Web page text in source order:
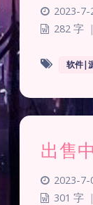
2023-7-
282 字 |
软件|
出售
2023-7-
301 字 |